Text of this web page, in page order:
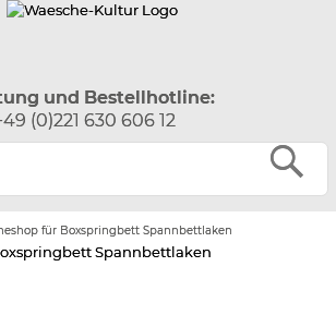
und Bestellhotline:
(0)221 630 606 12
für Boxspringbett Spannbettlaken